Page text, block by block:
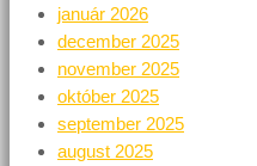
január 2026
december 2025
november 2025
október 2025
september 2025
august 2025